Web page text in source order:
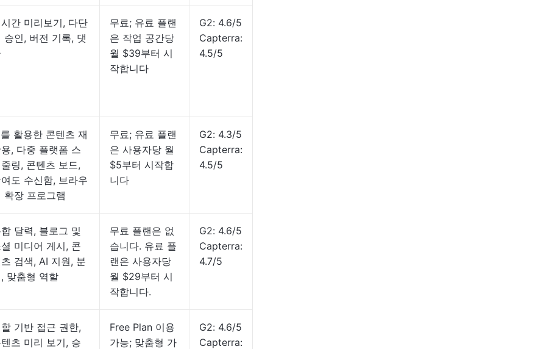
간 미리보기, 다단
승인, 버전 기록, 댓
무료; 유료 플랜
은 작업 공간당
월 $39부터 시
작합니다
G2: 4.6/5
Capterra:
4.5/5
활용한 콘텐츠 재
, 다중 플랫폼 스
링, 콘텐츠 보드,
도 수신함, 브라우
확장 프로그램
무료; 유료 플랜
은 사용자당 월
$5부터 시작합
니다
G2: 4.3/5
Capterra:
4.5/5
달력, 블로그 및
미디어 게시, 콘
검색, AI 지원, 분
맞춤형 역할
무료 플랜은 없
습니다. 유료 플
랜은 사용자당
월 $29부터 시
작합니다.
G2: 4.6/5
Capterra:
4.7/5
기반 접근 권한,
츠 미리 보기, 승
Free Plan 이용
가능; 맞춤형 가
G2: 4.6/5
Capterra: